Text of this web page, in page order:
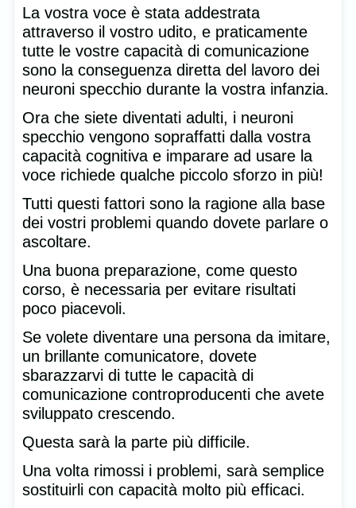
La vostra voce è stata addestrata
attraverso il vostro udito, e praticamente
tutte le vostre capacità di comunicazione
sono la conseguenza diretta del lavoro dei
neuroni specchio durante la vostra infanzia.
Ora che siete diventati adulti, i neuroni
specchio vengono sopraffatti dalla vostra
capacità cognitiva e imparare ad usare la
voce richiede qualche piccolo sforzo in più!
Tutti questi fattori sono la ragione alla base
dei vostri problemi quando dovete parlare o
ascoltare.
Una buona preparazione, come questo
corso, è necessaria per evitare risultati
poco piacevoli.
Se volete diventare una persona da imitare,
un brillante comunicatore, dovete
sbarazzarvi di tutte le capacità di
comunicazione controproducenti che avete
sviluppato crescendo.
Questa sarà la parte più difficile.
Una volta rimossi i problemi, sarà semplice
sostituirli con capacità molto più efficaci.